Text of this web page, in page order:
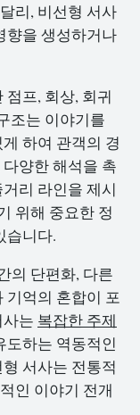
리, 비선형 서사
향을 생성하거나
프, 회상, 회귀
조는 이야기를
하여 관객의 경
양한 해석을 촉
리 라인을 제시
위해 중요한 정
습니다.
의 단편화, 다른
기억의 혼합이 포
는 복잡한 주제
도하는 역동적인
서사는 전통적
인 이야기 전개